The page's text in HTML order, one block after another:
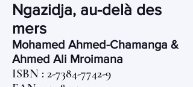
Ngazidja, au-delà des
mers
Mohamed Ahmed-Chamanga &
Ahmed Ali Mroimana
ISBN : 2-7384-7742-9